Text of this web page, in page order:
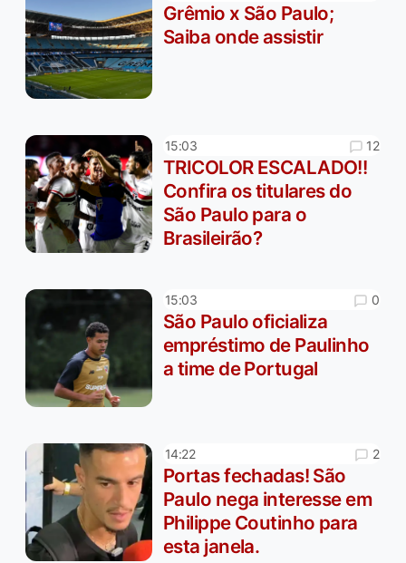
Grêmio x São Paulo;
Saiba onde assistir
15:03 12
TRICOLOR ESCALADO!!
Confira os titulares do
São Paulo para o
Brasileirão?
15:03 0
São Paulo oficializa
empréstimo de Paulinho
a time de Portugal
14:22 2
Portas fechadas! São
Paulo nega interesse em
Philippe Coutinho para
esta janela.